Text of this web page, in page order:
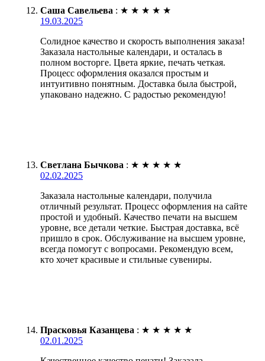
Саша Савельева : ★ ★ ★ ★ ★
19.03.2025
Солидное качество и скорость выполнения заказа!
Заказала настольные календари, и осталась в
полном восторге. Цвета яркие, печать четкая.
Процесс оформления оказался простым и
интуитивно понятным. Доставка была быстрой,
упаковано надежно. С радостью рекомендую!
Светлана Бычкова : ★ ★ ★ ★ ★
02.02.2025
Заказала настольные календари, получила
отличный результат. Процесс оформления на сайте
простой и удобный. Качество печати на высшем
уровне, все детали четкие. Быстрая доставка, всё
пришло в срок. Обслуживание на высшем уровне,
всегда помогут с вопросами. Рекомендую всем,
кто хочет красивые и стильные сувениры.
Прасковья Казанцева : ★ ★ ★ ★ ★
02.01.2025